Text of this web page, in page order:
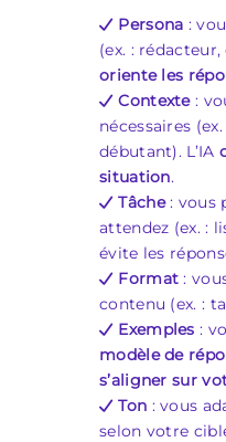
Persona :
(ex. : rédacteur,
oriente les
Contexte:
nécessaires
débutant). L’IA
situation.
Tâche: vous
attendez (ex. :
évite les
Format :
contenu (ex. :
Exemples :
modèle de
s’aligner sur
Ton : vous
selon votre